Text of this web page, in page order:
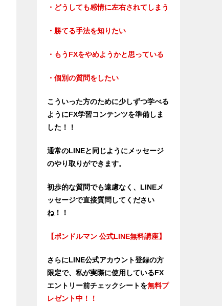
・どうしても感情に左右されてしまう
・勝てる手法を知りたい
・もうFXをやめようかと思っている
・個別の質問をしたい
こういった方のために少しずつ学べる
ようにFX学習コンテンツを準備しま
した！！
通常のLINEと同じようにメッセージ
のやり取りができます。
初歩的な質問でも遠慮なく、LINEメ
ッセージで直接質問してください
ね！！
【ポンドルマン 公式LINE無料講座】
さらにLINE公式アカウント登録の方
限定で、私が実際に使用しているFX
エントリー前チェックシートを無料プ
レゼント中！！